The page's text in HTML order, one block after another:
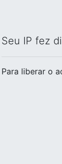
Seu IP fez
Para liberar o